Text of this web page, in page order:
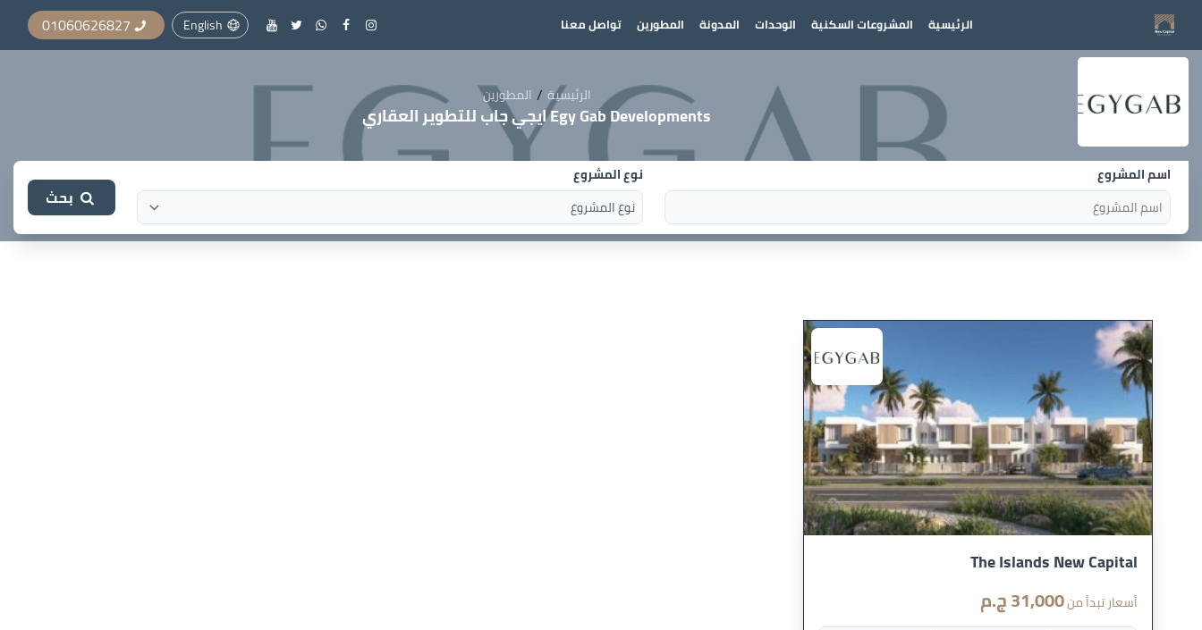
الرئيسية المشروعات السكنية الوحدات المدونة المطورين تواصل معنا English
01060626827
الرئيسية / المطورين
Egy Gab Developments ايجي جاب للتطوير العقاري
اسم المشروع نوع المشروع
بحث
The Islands New Capital
أسعار تبدأ من31,000 ج.م